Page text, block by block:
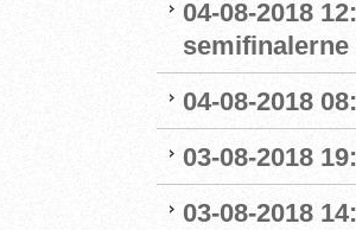
04-08-2018
semifinalerne
04-08-2018
03-08-2018
03-08-2018